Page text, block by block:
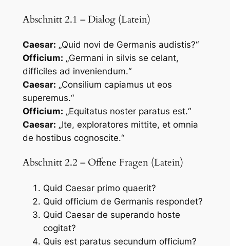
Abschnitt 2.1 – Dialog (Latein)
Caesar: „Quid novi de Germanis audistis?“
Officium: „Germani in silvis se celant,
difficiles ad inveniendum.“
Caesar: „Consilium capiamus ut eos
superemus.“
Officium: „Equitatus noster paratus est.“
Caesar: „Ite, exploratores mittite, et omnia
de hostibus cognoscite.“
Abschnitt 2.2 – Offene Fragen (Latein)
Quid Caesar primo quaerit?
Quid officium de Germanis respondet?
Quid Caesar de superando hoste
cogitat?
Quis est paratus secundum officium?